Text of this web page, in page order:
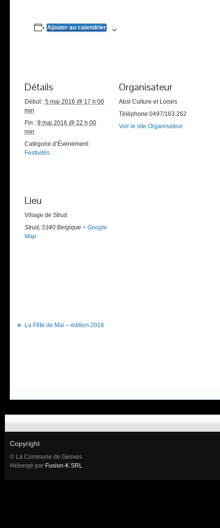
Ajouter au calendrier
Détails
Début : 5 mai 2016 @ 17 h 00
min
Fin : 9 mai 2016 @ 22 h 00
min
Catégorie d’Évènement:
Festivités
Organisateur
Absl Culture et Loisirs
Téléphone 0497/163.262
Voir le site Organisateur
Lieu
Village de Strud
Strud, 5340 Belgique + Google
Map
La Fête de Mai – édition 2016
Copyright
© La Commune de Gesves
Hébergé par Fusion-K SRL